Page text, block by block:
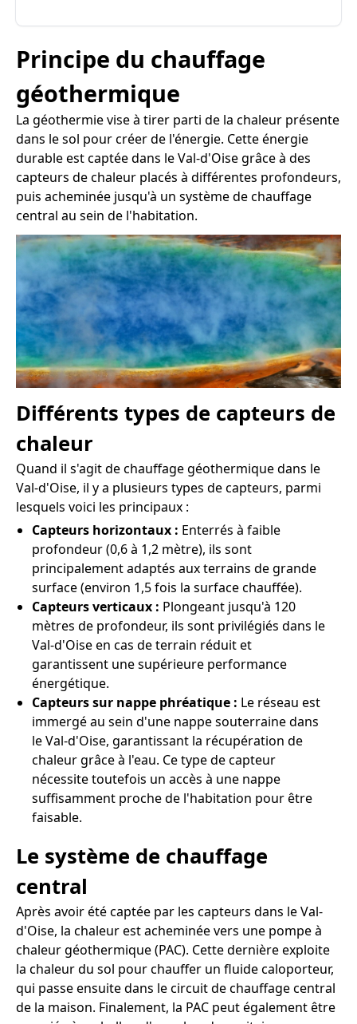
Principe du chauffage
géothermique
La géothermie vise à tirer parti de la chaleur présente
dans le sol pour créer de l'énergie. Cette énergie
durable est captée dans le Val-d'Oise grâce à des
capteurs de chaleur placés à différentes profondeurs,
puis acheminée jusqu'à un système de chauffage
central au sein de l'habitation.
Différents types de capteurs de
chaleur
Quand il s'agit de chauffage géothermique dans le
Val-d'Oise, il y a plusieurs types de capteurs, parmi
lesquels voici les principaux :
Capteurs horizontaux : Enterrés à faible
profondeur (0,6 à 1,2 mètre), ils sont
principalement adaptés aux terrains de grande
surface (environ 1,5 fois la surface chauffée).
Capteurs verticaux : Plongeant jusqu'à 120
mètres de profondeur, ils sont privilégiés dans le
Val-d'Oise en cas de terrain réduit et
garantissent une supérieure performance
énergétique.
Capteurs sur nappe phréatique : Le réseau est
immergé au sein d'une nappe souterraine dans
le Val-d'Oise, garantissant la récupération de
chaleur grâce à l'eau. Ce type de capteur
nécessite toutefois un accès à une nappe
suffisamment proche de l'habitation pour être
faisable.
Le système de chauffage
central
Après avoir été captée par les capteurs dans le Val-
d'Oise, la chaleur est acheminée vers une pompe à
chaleur géothermique (PAC). Cette dernière exploite
la chaleur du sol pour chauffer un fluide caloporteur,
qui passe ensuite dans le circuit de chauffage central
de la maison. Finalement, la PAC peut également être